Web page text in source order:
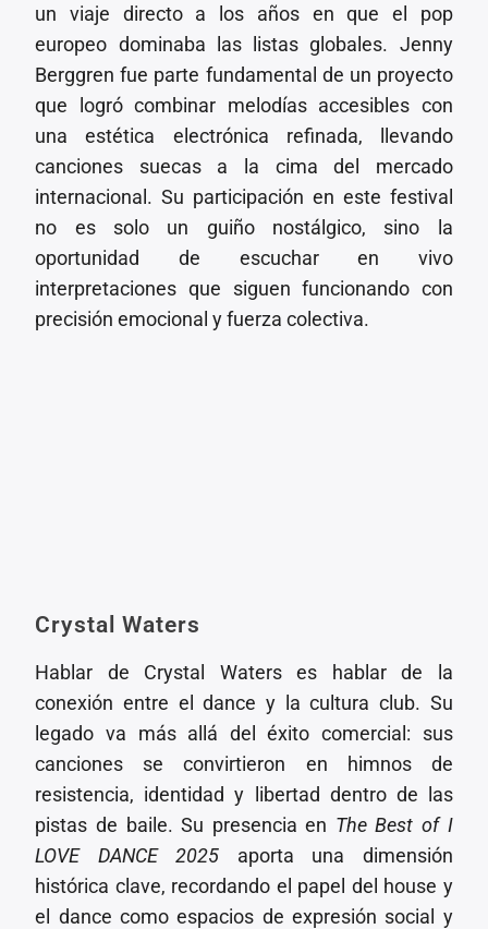
un viaje directo a los años en que el pop
europeo dominaba las listas globales. Jenny
Berggren fue parte fundamental de un proyecto
que logró combinar melodías accesibles con
una estética electrónica refinada, llevando
canciones suecas a la cima del mercado
internacional. Su participación en este festival
no es solo un guiño nostálgico, sino la
oportunidad de escuchar en vivo
interpretaciones que siguen funcionando con
precisión emocional y fuerza colectiva.
Crystal Waters
Hablar de Crystal Waters es hablar de la
conexión entre el dance y la cultura club. Su
legado va más allá del éxito comercial: sus
canciones se convirtieron en himnos de
resistencia, identidad y libertad dentro de las
pistas de baile. Su presencia en The Best of I
LOVE DANCE 2025 aporta una dimensión
histórica clave, recordando el papel del house y
el dance como espacios de expresión social y